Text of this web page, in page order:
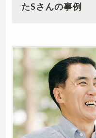
たSさんの事例